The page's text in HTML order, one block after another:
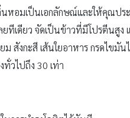
หอมเป็นเอกลักษณ์และให้คุณปร
เดียว จัดเป็นข้าวที่มีโปรตีนสูง
สังกะสี เส้นใยอาหาร กรดไข
วไปถึง 30 เท่า